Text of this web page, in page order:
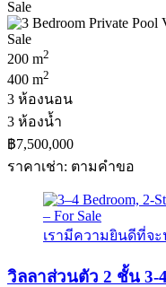
200 m2
400 m2
3 ห้องนอน
3 ห้องน้ำ
฿7,500,000
ราคาเช่า: ตามคําขอ
เรามีความยินดีที่จะ
วิลลาส่วนตัว 2 ชั้น 3-